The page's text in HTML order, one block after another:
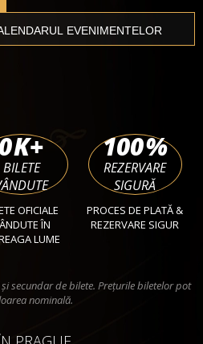
K+
BILETE
OFICIALE
ÎN
LUME
100%
REZERVARE
SIGURĂ
PROCES DE PLATĂ &
REZERVARE SIGUR
secundar de bilete. Prețurile biletelor pot
nominală.